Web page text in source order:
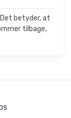
betyder, at
tilbage,